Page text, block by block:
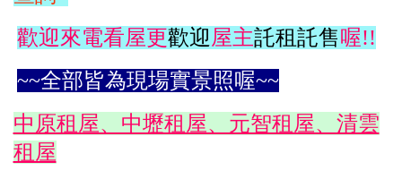
歡迎來電看屋更歡迎屋主託租託售喔!!
~~全部皆為現場實景照喔~~
中原租屋、中壢租屋、元智租屋、清雲
租屋